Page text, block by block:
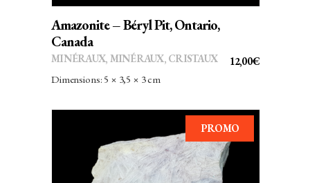
Amazonite – Béryl Pit, Ontario,
Canada
12,00€
MINÉRAUX, MINÉRAUX, CRISTAUX
Dimensions: 5 × 3,5 × 3 cm
PROMO